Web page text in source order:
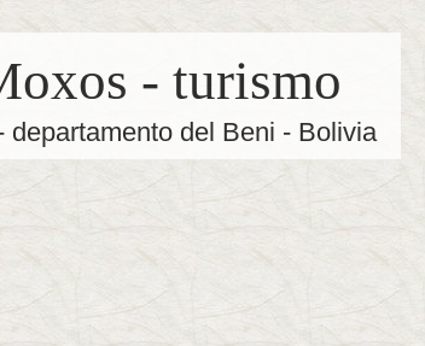
- turismo
del Beni - Bolivia